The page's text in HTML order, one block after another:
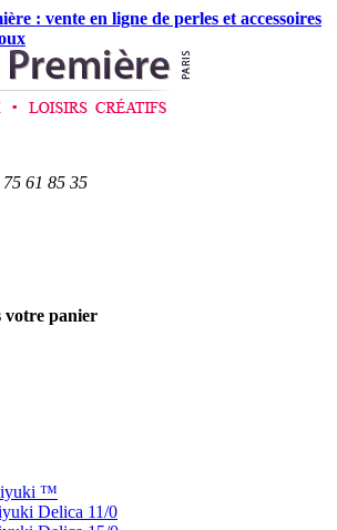
: vente en ligne de perles et accessoires
61 85 35
votre panier
™
Delica 11/0